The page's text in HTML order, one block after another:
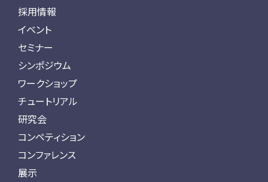
採用情報
イベント
セミナー
シンポジウム
ワークショップ
チュートリアル
研究会
コンペティション
コンファレンス
展示